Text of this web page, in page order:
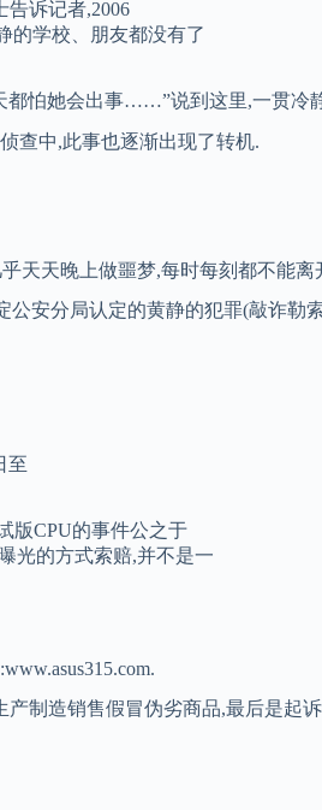
告诉记者,2006
的学校、朋友都没有了
都怕她会出事……”说到这里,一贯冷
查中,此事也逐渐出现了转机.
天天晚上做噩梦,每时每刻都不能
安分局认定的黄静的犯罪(敲诈勒
至
版CPU的事件公之于
光的方式索赔,并不是一
制造销售假冒伪劣商品,最后是起